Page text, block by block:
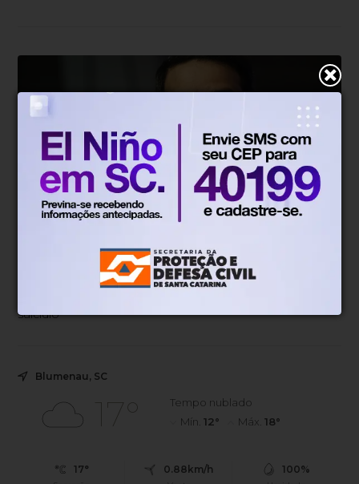
AGU pedirá na Justiça a retirada do
Discord do ar
suicídio
Blumenau, SC
17°
Tempo nublado
Mín. 12° Máx. 18°
17° 0.88km/h 100%